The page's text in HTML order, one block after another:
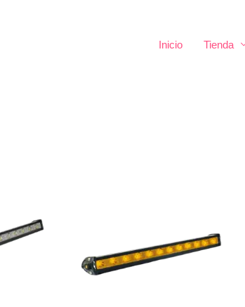
Inicio Tienda